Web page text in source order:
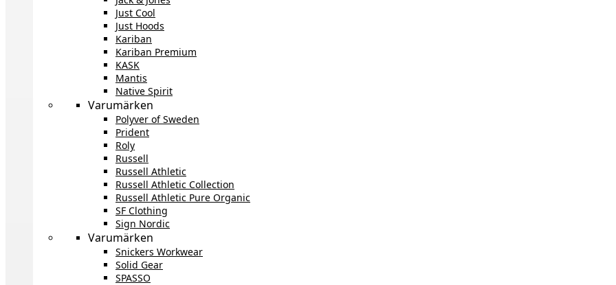
Just Cool
Just Hoods
Kariban
Kariban Premium
KASK
Mantis
Native Spirit
Varumärken
Polyver of Sweden
Prident
Roly
Russell
Russell Athletic
Russell Athletic Collection
Russell Athletic Pure Organic
SF Clothing
Sign Nordic
Varumärken
Snickers Workwear
Solid Gear
SPASSO